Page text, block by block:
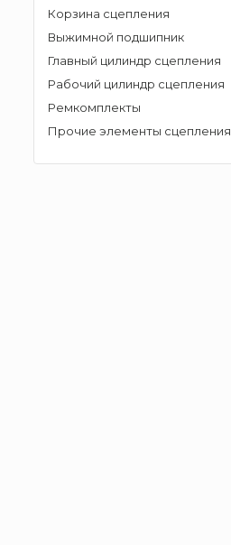
Корзина сцепления
Выжимной подшипник
Главный цилиндр сцепления
Рабочий цилиндр сцепления
Ремкомплекты
Прочие элементы сцепления